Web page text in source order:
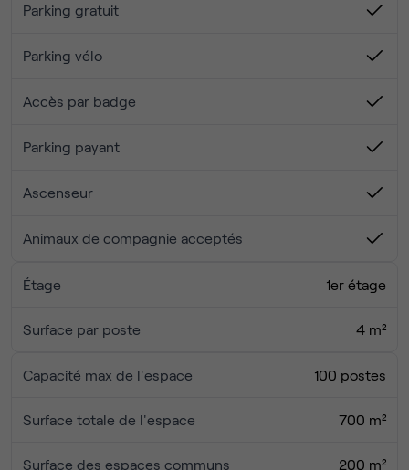
• La réception du courrier.
• Un accès à une imprimante partagée.
rencontres professionnelles et de nombreux échanges
de vraies opportunités d’affaires.
Ne ratez pas l’occasion de rejoindre notre espace et
moderne et motivant !
Parking gratuit
Parking vélo
Accès par badge
Parking payant
Ascenseur
Animaux de compagnie acceptés
Étage 1er étage
Surface par poste 4 m²
Capacité max de l'espace 100 postes
Surface totale de l'espace 700 m²
Surface des espaces communs 200 m²